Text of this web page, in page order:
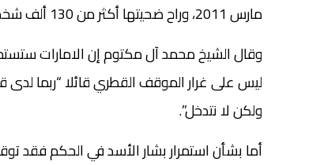
مارس 2011، وراح ضحيتها أكثر من 130 ألف شخص بحسب التقرير الأخير للمرصد السوري لحقوق الإنسان.
وقال الشيخ محمد آل مكتوم إن الامارات
ليس على غرار الموقف القطري قائلا “ربما لدى
ولكن لا نتدخل”.
أما بشأن استمرار بشار الأسد في الحكم فقد